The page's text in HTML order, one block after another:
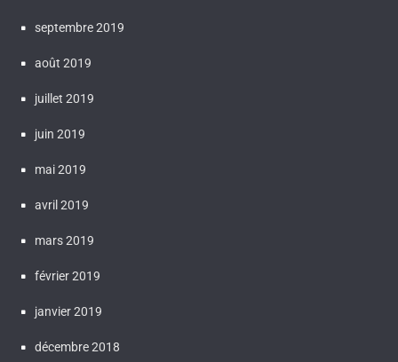
septembre 2019
août 2019
juillet 2019
juin 2019
mai 2019
avril 2019
mars 2019
février 2019
janvier 2019
décembre 2018